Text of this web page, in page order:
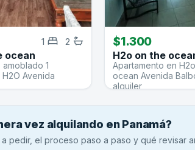
2
1
ocean
1
Avenida
$1.300
H2o on the
Apartamento en
ocean Avenida
alquiler
vez alquilando en Panamá?
a pedir, el proceso paso a paso y qué revisar